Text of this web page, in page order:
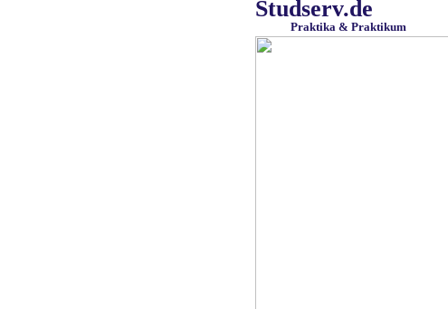
Studserv.de
Praktika & Praktikum